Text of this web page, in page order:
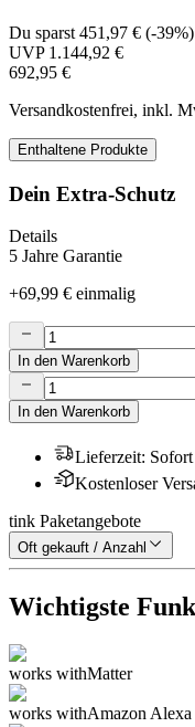
Du sparst 451,97 € (-39%)
UVP 1.144,92 €
692,95 €
Versandkostenfrei, inkl.
Enthaltene Produkte
Dein Extra-Schutz
Details
5 Jahre Garantie
+69,99 € einmalig
In den Warenkorb
In den Warenkorb
Lieferzeit:
Kostenloser
tink Paketangebote
Oft gekauft / Anzahl
Wichtigste
works withMatter
works withAmazon Alexa